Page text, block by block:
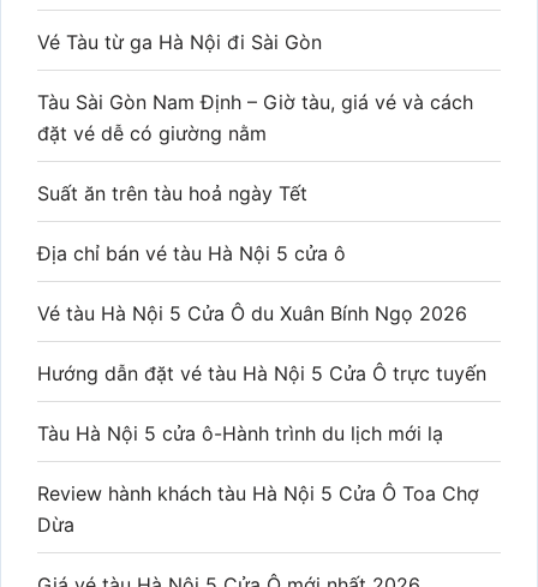
Vé Tàu từ ga Hà Nội đi Sài Gòn
Tàu Sài Gòn Nam Định – Giờ tàu, giá vé và cách
đặt vé dễ có giường nằm
Suất ăn trên tàu hoả ngày Tết
Địa chỉ bán vé tàu Hà Nội 5 cửa ô
Vé tàu Hà Nội 5 Cửa Ô du Xuân Bính Ngọ 2026
Hướng dẫn đặt vé tàu Hà Nội 5 Cửa Ô trực tuyến
Tàu Hà Nội 5 cửa ô-Hành trình du lịch mới lạ
Review hành khách tàu Hà Nội 5 Cửa Ô Toa Chợ
Dừa